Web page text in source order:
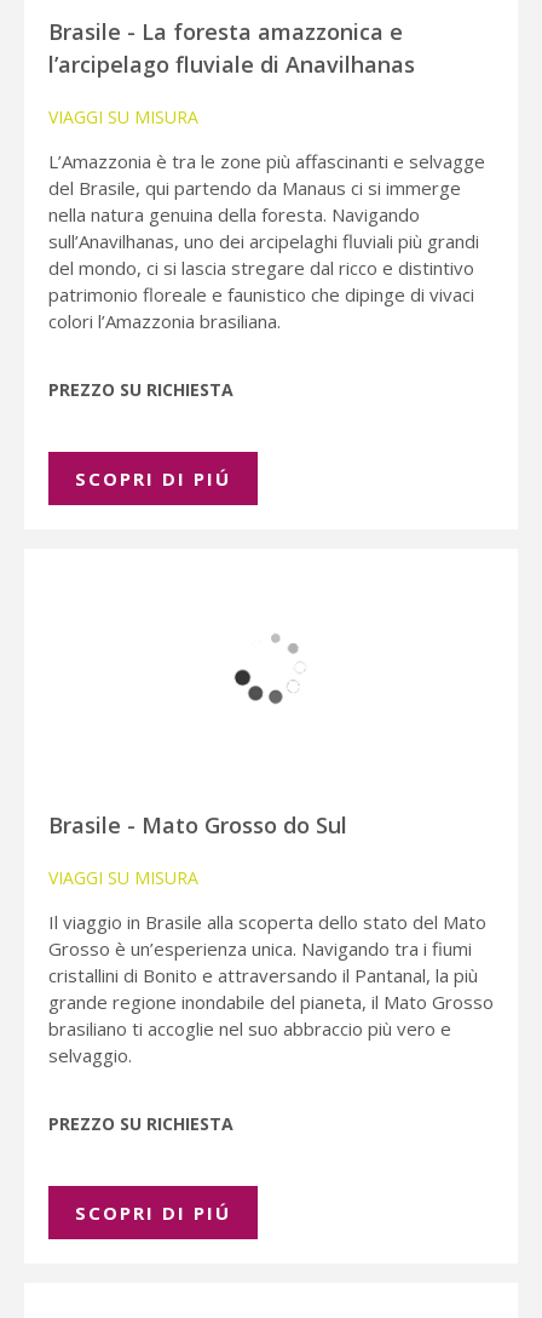
Brasile - La foresta amazzonica e
l’arcipelago fluviale di Anavilhanas
VIAGGI SU MISURA
L’Amazzonia è tra le zone più affascinanti e selvagge
del Brasile, qui partendo da Manaus ci si immerge
nella natura genuina della foresta. Navigando
sull’Anavilhanas, uno dei arcipelaghi fluviali più grandi
del mondo, ci si lascia stregare dal ricco e distintivo
patrimonio floreale e faunistico che dipinge di vivaci
colori l’Amazzonia brasiliana.
PREZZO SU RICHIESTA
SCOPRI DI PIÚ
Brasile - Mato Grosso do Sul
VIAGGI SU MISURA
Il viaggio in Brasile alla scoperta dello stato del Mato
Grosso è un’esperienza unica. Navigando tra i fiumi
cristallini di Bonito e attraversando il Pantanal, la più
grande regione inondabile del pianeta, il Mato Grosso
brasiliano ti accoglie nel suo abbraccio più vero e
selvaggio.
PREZZO SU RICHIESTA
SCOPRI DI PIÚ